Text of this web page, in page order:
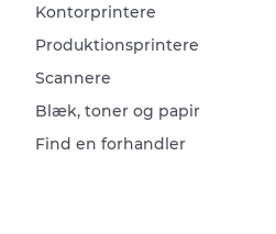
Kontorprintere
Produktionsprintere
Scannere
Blæk, toner og papir
Find en forhandler